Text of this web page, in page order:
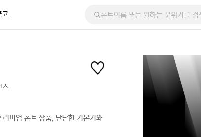
코
스
미엄 폰트 상품, 단단한 기본기와